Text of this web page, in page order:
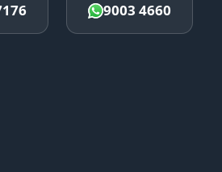
9003 4660